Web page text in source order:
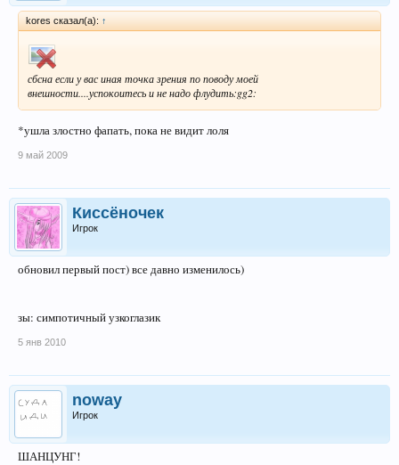
kores сказал(а): ↑
сбсна если у вас иная точка зрения по поводу моей
внешности....успокоитесь и не надо флудить:gg2:
*ушла злостно фапать, пока не видит лоля
9 май 2009
Киссёночек
Игрок
обновил первый пост) все давно изменилось)
зы: симпотичный узкоглазик
5 янв 2010
noway
Игрок
ШАНЦУНГ!